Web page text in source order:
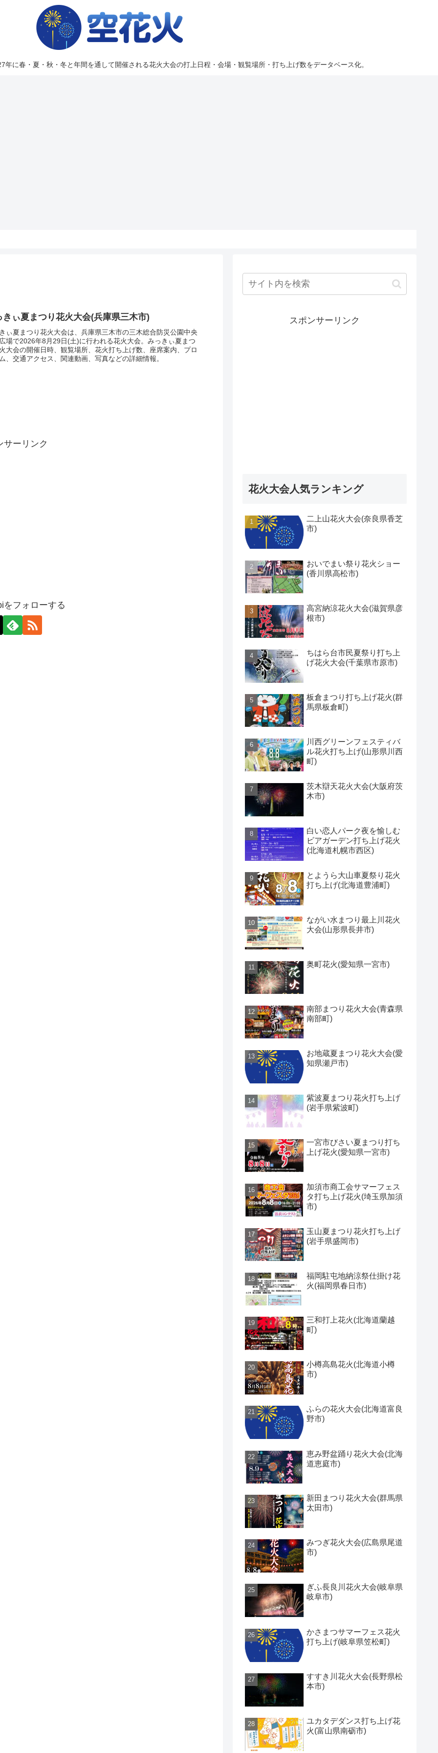
に春・夏・秋・冬と年間を通して開催される花火大会の打上日程・会場・観覧場所・打ち上げ数をデータベース化。
きぃ夏まつり花火大会(兵庫県三木市)
ぃ夏まつり花火大会は、兵庫県三木市の三木総合防災公園中央
場で2026年8月29日(土)に行われる花火大会。みっきぃ夏まつ
大会の開催日時、観覧場所、花火打ち上げ数、座席案内、プロ
、交通アクセス、関連動画、写真などの詳細情報。
サーリンク
をフォローする
スポンサーリンク
花火大会人気ランキング
二上山花火大会(奈良県香芝
市)
おいでまい祭り花火ショー
(香川県高松市)
高宮納涼花火大会(滋賀県彦
根市)
ちはら台市民夏祭り打ち上
げ花火大会(千葉県市原市)
板倉まつり打ち上げ花火(群
馬県板倉町)
川西グリーンフェスティバ
ル花火打ち上げ(山形県川西
町)
茨木辯天花火大会(大阪府茨
木市)
白い恋人パーク夜を愉しむ
ビアガーデン打ち上げ花火
(北海道札幌市西区)
とようら大山車夏祭り花火
打ち上げ(北海道豊浦町)
ながい水まつり最上川花火
大会(山形県長井市)
奥町花火(愛知県一宮市)
南部まつり花火大会(青森県
南部町)
お地蔵夏まつり花火大会(愛
知県瀬戸市)
紫波夏まつり花火打ち上げ
(岩手県紫波町)
一宮市びさい夏まつり打ち
上げ花火(愛知県一宮市)
加須市商工会サマーフェス
タ打ち上げ花火(埼玉県加須
市)
玉山夏まつり花火打ち上げ
(岩手県盛岡市)
福岡駐屯地納涼祭仕掛け花
火(福岡県春日市)
三和打上花火(北海道蘭越
町)
小樽高島花火(北海道小樽
市)
ふらの花火大会(北海道富良
野市)
恵み野盆踊り花火大会(北海
道恵庭市)
新田まつり花火大会(群馬県
太田市)
みつぎ花火大会(広島県尾道
市)
ぎふ長良川花火大会(岐阜県
岐阜市)
かさまつサマーフェス花火
打ち上げ(岐阜県笠松町)
すすき川花火大会(長野県松
本市)
ユカタデダンス打ち上げ花
火(富山県南砺市)